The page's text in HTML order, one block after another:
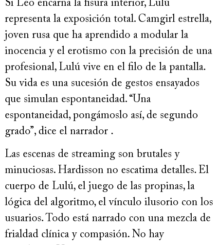
Si Leo encarna la fisura interior, Lulú
representa la exposición total. Camgirl estrella,
joven rusa que ha aprendido a modular la
inocencia y el erotismo con la precisión de una
profesional, Lulú vive en el filo de la pantalla.
Su vida es una sucesión de gestos ensayados
que simulan espontaneidad. “Una
espontaneidad, pongámoslo así, de segundo
grado”, dice el narrador .
Las escenas de streaming son brutales y
minuciosas. Hardisson no escatima detalles. El
cuerpo de Lulú, el juego de las propinas, la
lógica del algoritmo, el vínculo ilusorio con los
usuarios. Todo está narrado con una mezcla de
frialdad clínica y compasión. No hay